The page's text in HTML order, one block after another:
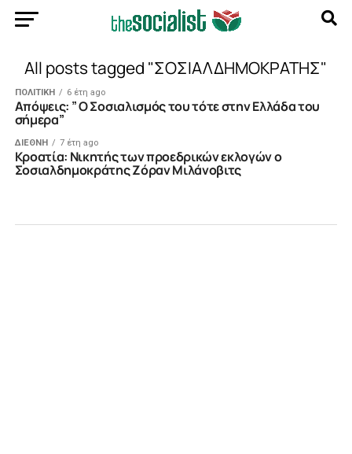
All posts tagged "ΣΟΣΙΑΛΔΗΜΟΚΡΑΤΗΣ"
ΠΟΛΙΤΙΚΗ 6 έτη ago
Απόψεις: ” Ο Σοσιαλισμός του τότε στην Ελλάδα του
σήμερα”
ΔΙΕΘΝΗ 7 έτη ago
Κροατία: Nικητής των προεδρικών εκλογών ο
Σοσιαλδημοκράτης Ζόραν Μιλάνοβιτς